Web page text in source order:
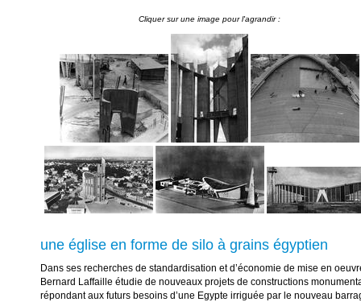
une église en forme de silo à grains égyptien
Dans ses recherches de standardisation et d’économie de mise en
Bernard Laffaille étudie de nouveaux projets de constructions
répondant aux futurs besoins d’une Egypte irriguée par le nouveau